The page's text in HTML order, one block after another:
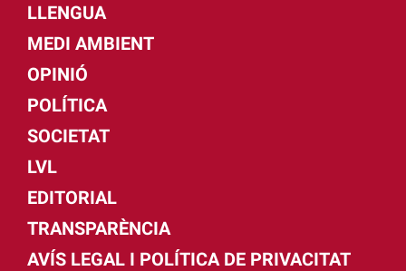
LLENGUA
MEDI AMBIENT
OPINIÓ
POLÍTICA
SOCIETAT
LVL
EDITORIAL
TRANSPARÈNCIA
AVÍS LEGAL I POLÍTICA DE PRIVACITAT